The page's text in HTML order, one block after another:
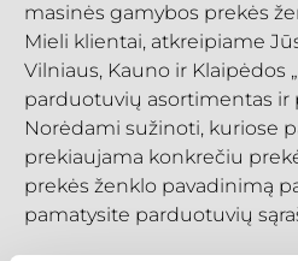
masinės gamybos prekės
Mieli klientai, atkreipiame
Vilniaus, Kauno ir Klaipėdos
parduotuvių asortimentas ir
Norėdami sužinoti, kuriose
prekiaujama konkrečiu
prekės ženklo pavadinimą
pamatysite parduotuvių